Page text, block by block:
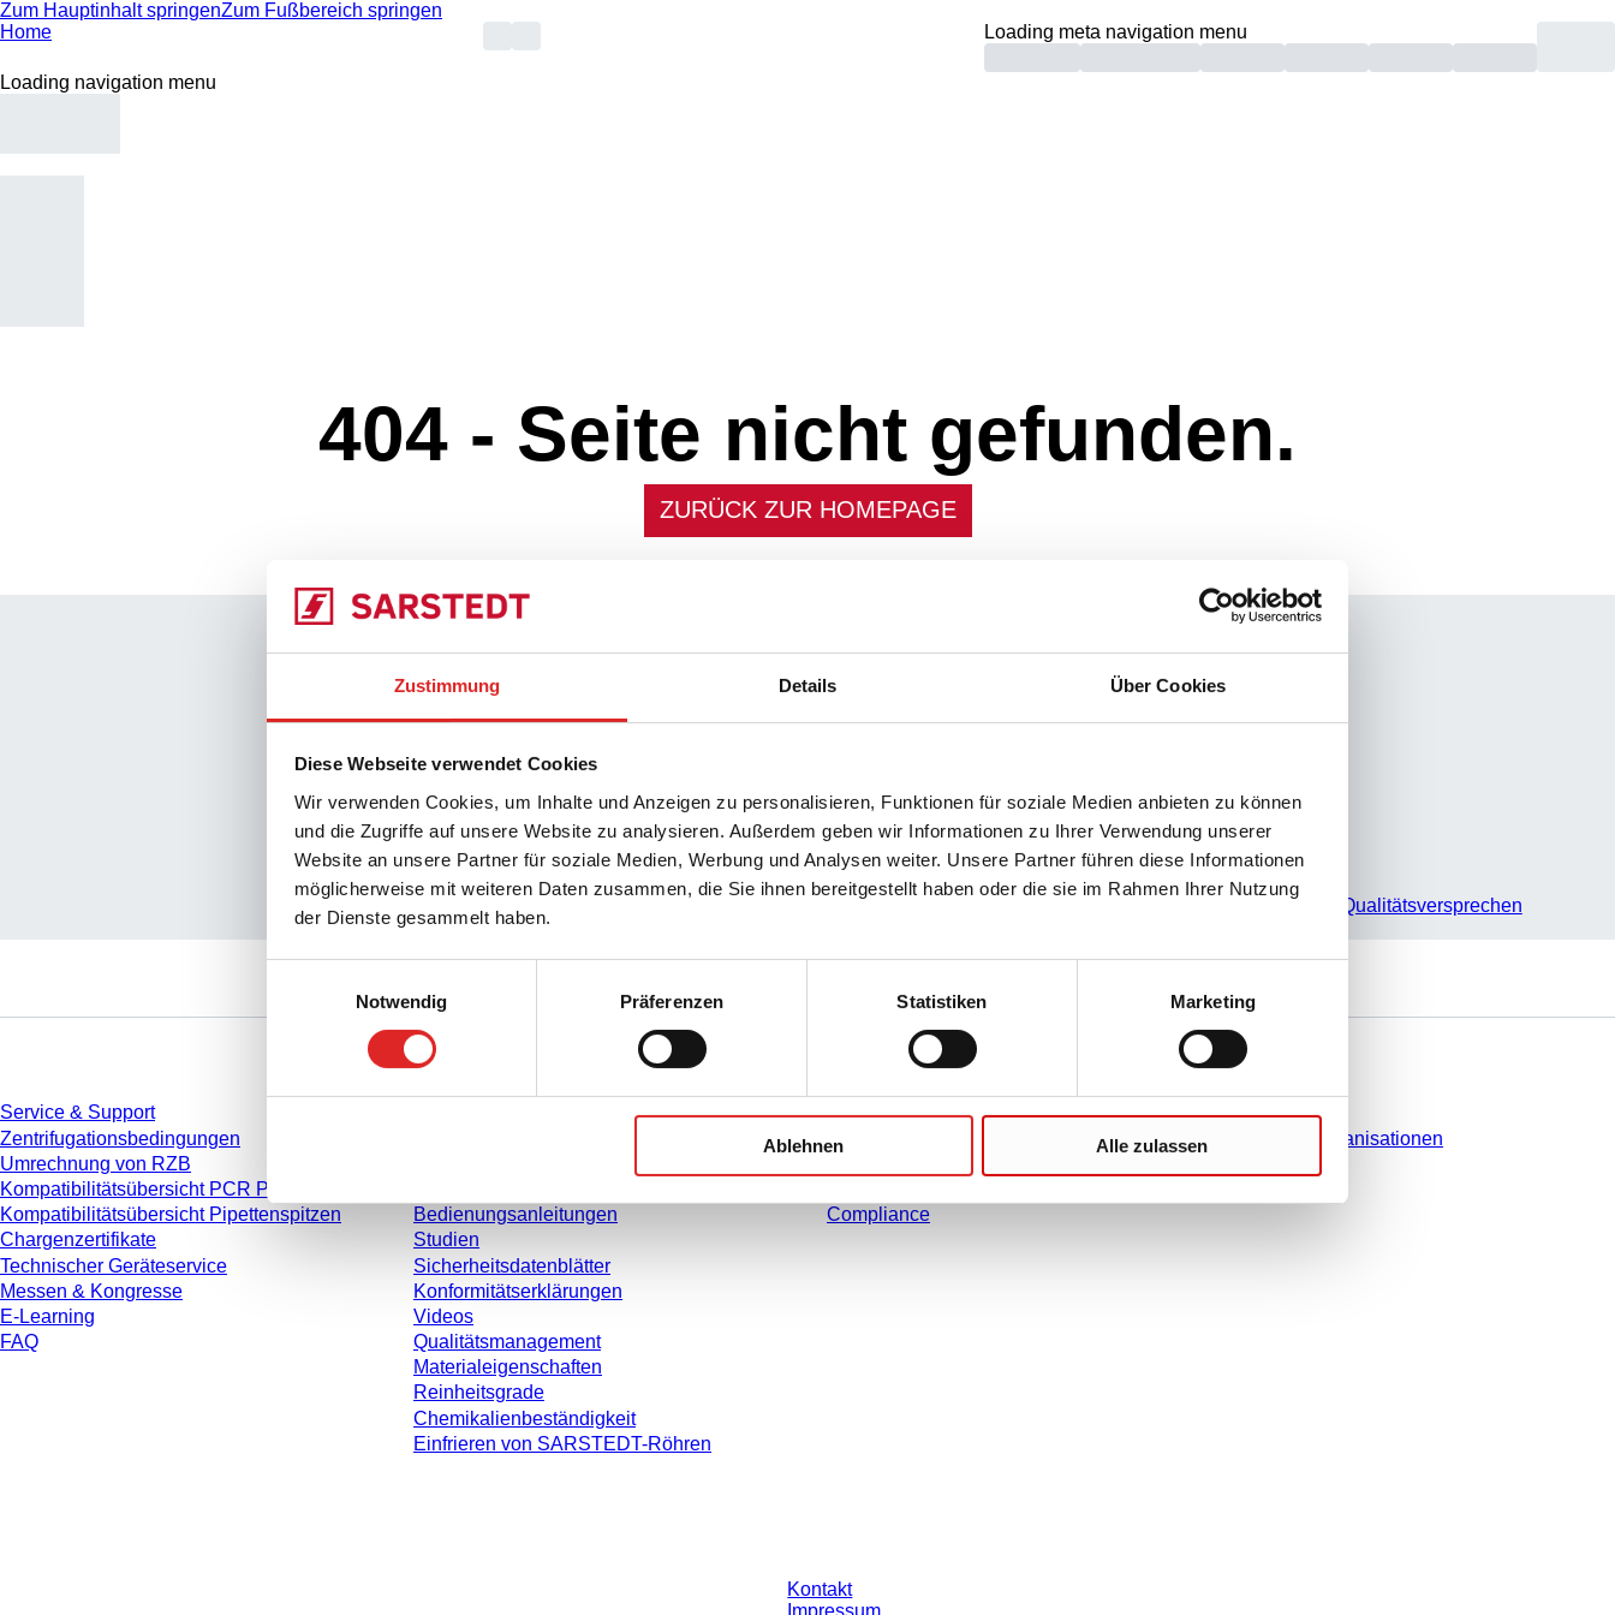
Zustimmung Details Über Cookies
Diese Webseite verwendet Cookies
Wir verwenden Cookies, um Inhalte und Anzeigen zu personalisieren, Funktionen für soziale Medien anbieten zu können
und die Zugriffe auf unsere Website zu analysieren. Außerdem geben wir Informationen zu Ihrer Verwendung unserer
Website an unsere Partner für soziale Medien, Werbung und Analysen weiter. Unsere Partner führen diese Informationen
möglicherweise mit weiteren Daten zusammen, die Sie ihnen bereitgestellt haben oder die sie im Rahmen Ihrer Nutzung
der Dienste gesammelt haben.
Notwendig
Präferenzen Statistiken Marketing
Ablehnen Alle zulassen
Zum Hauptinhalt springenZum Fußbereich springen
Home
Loading meta navigation menu
Loading navigation menu
404 - Seite nicht gefunden.
ZURÜCK ZUR HOMEPAGE
Unser Qualitätsversprechen
Transparentes Qualitätsmanagement
Hochwertige Rohstoffe
Kontrollierte Produktion
Unser Qualitätsversprechen
Service & Support
Zentrifugationsbedingungen
Umrechnung von RZB
Kompatibilitätsübersicht PCR Platten
Kompatibilitätsübersicht Pipettenspitzen
Chargenzertifikate
Technischer Geräteservice
Messen & Kongresse
E-Learning
FAQ
Download
Bedienungsanleitungen
Studien
Sicherheitsdatenblätter
Konformitätserklärungen
Videos
Qualitätsmanagement
Materialeigenschaften
Reinheitsgrade
Chemikalienbeständigkeit
Einfrieren von SARSTEDT-Röhren
Unternehmen und Karriere
Karriere
Über uns
Compliance
Sie haben Fragen?
Kontakt
Vertriebsorganisationen
Kontakt